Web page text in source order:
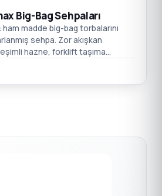
Big-Bag Sehpaları
madde big-bag torbalarını
sehpa. Zor akışkan
hazne, forklift taşıma
flanş bağlantısı.